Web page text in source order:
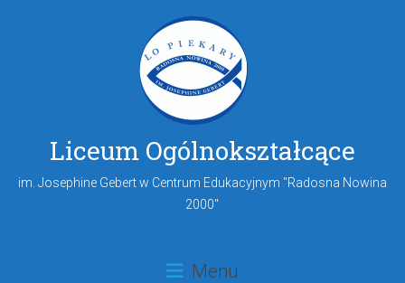
Liceum Ogólnokształcące
im. Josephine Gebert w Centrum Edukacyjnym "Radosna Nowina
2000"
Menu